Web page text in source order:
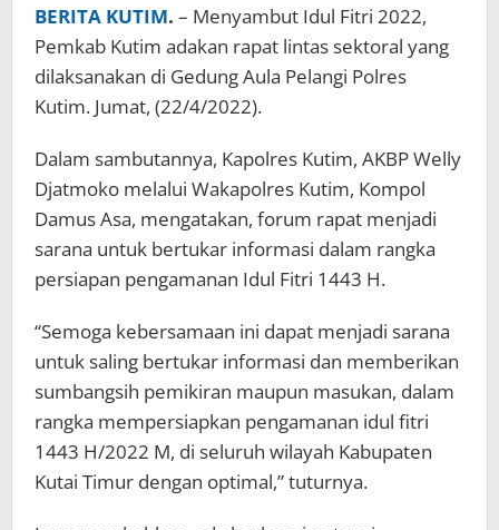
BERITA KUTIM. – Menyambut Idul Fitri 2022,
Pemkab Kutim adakan rapat lintas sektoral yang
dilaksanakan di Gedung Aula Pelangi Polres
Kutim. Jumat, (22/4/2022).
Dalam sambutannya, Kapolres Kutim, AKBP Welly
Djatmoko melalui Wakapolres Kutim, Kompol
Damus Asa, mengatakan, forum rapat menjadi
sarana untuk bertukar informasi dalam rangka
persiapan pengamanan Idul Fitri 1443 H.
“Semoga kebersamaan ini dapat menjadi sarana
untuk saling bertukar informasi dan memberikan
sumbangsih pemikiran maupun masukan, dalam
rangka mempersiapkan pengamanan idul fitri
1443 H/2022 M, di seluruh wilayah Kabupaten
Kutai Timur dengan optimal,” tuturnya.